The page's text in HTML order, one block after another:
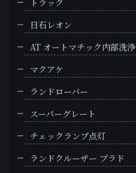
日石レオン
AT オートマチック内部洗浄
マクアケ
ランドローバー
スーパーグレート
チェックランプ点灯
ランドクルーザー プラド